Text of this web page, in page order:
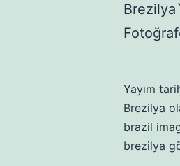
Yayım
Brezilya
brazil
brezilya